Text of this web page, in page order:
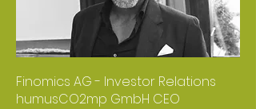
Finomics AG - Investor Relations
humusCO2mp GmbH CEO